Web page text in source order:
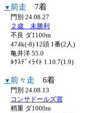
▼ 前走 7着
門別 24.08.27
２歳 未勝利
不良 ダ1100m
474k(-8) 12頭 1番(2人)
亀井洋 55.0
ﾙｸｽﾃﾞｨﾗｲﾄ 1.10.7(1.9)
▼ 前々走 6着
門別 24.08.13
コンサドールズ賞
稍重 ダ1000m